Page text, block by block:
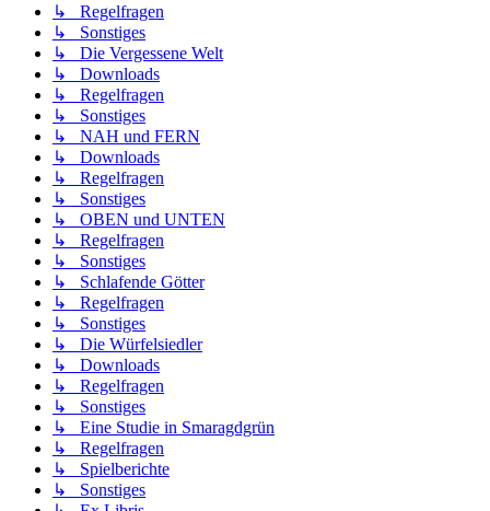
↳ Regelfragen
↳ Sonstiges
↳ Die Vergessene Welt
↳ Downloads
↳ Regelfragen
↳ Sonstiges
↳ NAH und FERN
↳ Downloads
↳ Regelfragen
↳ Sonstiges
↳ OBEN und UNTEN
↳ Regelfragen
↳ Sonstiges
↳ Schlafende Götter
↳ Regelfragen
↳ Sonstiges
↳ Die Würfelsiedler
↳ Downloads
↳ Regelfragen
↳ Sonstiges
↳ Eine Studie in Smaragdgrün
↳ Regelfragen
↳ Spielberichte
↳ Sonstiges